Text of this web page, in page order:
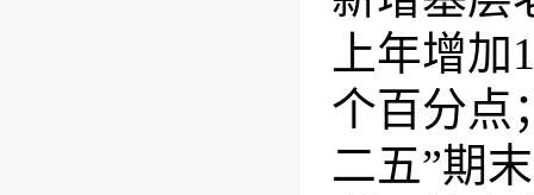
上年增加
个百分点
二五”期